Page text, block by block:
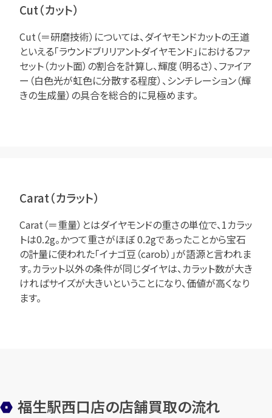
Cut（カット）
Cut（＝研磨技術）については、ダイヤモンドカットの王道
といえる「ラウンドブリリアントダイヤモンド」におけるファ
セット（カット面）の割合を計算し、輝度（明るさ）、ファイア
ー（白色光が虹色に分散する程度）、シンチレーション（輝
きの生成量）の具合を総合的に見極めます。
Carat（カラット）
Carat（＝重量）とはダイヤモンドの重さの単位で、1カラッ
トは0.2g。かつて重さがほぼ 0.2gであったことから宝石
の計量に使われた「イナゴ豆（carob）」が語源と言われま
す。カラット以外の条件が同じダイヤは、カラット数が大き
ければサイズが大きいということになり、価値が高くなり
ます。
福生駅西口店の店舗買取の流れ